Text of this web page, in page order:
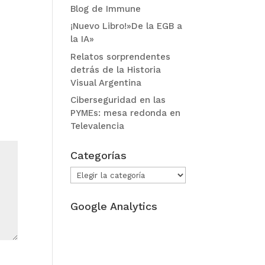
Blog de Immune
¡Nuevo Libro!»De la EGB a
la IA»
Relatos sorprendentes
detrás de la Historia
Visual Argentina
Ciberseguridad en las
PYMEs: mesa redonda en
Televalencia
Categorías
Categorías
Google Analytics